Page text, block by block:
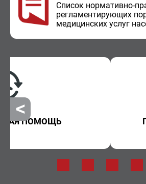
Спи­сок нор­ма­тив­но-
ре­гла­мен­ти­ру­ю­щих
ме­ди­цин­ских услуг
ГОРЯЧАЯ ЛИНИЯ